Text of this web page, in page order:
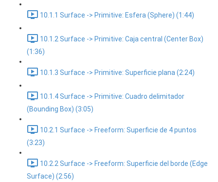
10.1.1 Surface -> Primitive: Esfera (Sphere) (1:44)
10.1.2 Surface -> Primitive: Caja central (Center Box)
(1:36)
10.1.3 Surface -> Primitive: Superficie plana (2:24)
10.1.4 Surface -> Primitive: Cuadro delimitador
(Bounding Box) (3:05)
10.2.1 Surface -> Freeform: Superficie de 4 puntos
(3:23)
10.2.2 Surface -> Freeform: Superficie del borde (Edge
Surface) (2:56)